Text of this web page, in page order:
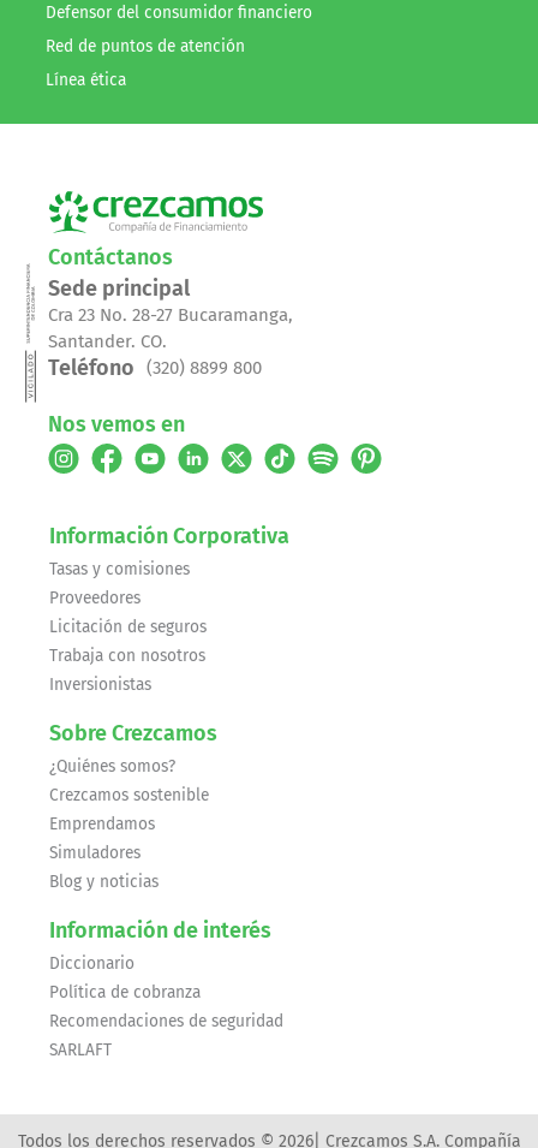
Defensor del consumidor financiero
Red de puntos de atención
Línea ética
Contáctanos
Sede principal
Cra 23 No. 28-27 Bucaramanga,
Santander. CO.
Teléfono (320) 8899 800
Nos vemos en
Información Corporativa
Tasas y comisiones
Proveedores
Licitación de seguros
Trabaja con nosotros
Inversionistas
Sobre Crezcamos
¿Quiénes somos?
Crezcamos sostenible
Emprendamos
Simuladores
Blog y noticias
Información de interés
Diccionario
Política de cobranza
Recomendaciones de seguridad
SARLAFT
Todos los derechos reservados © 2026| Crezcamos S.A. Compañía